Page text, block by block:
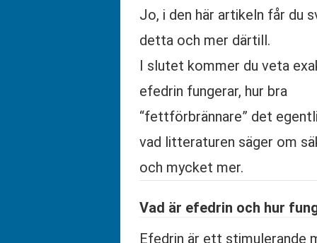
Jo, i den här artikeln får du
detta och mer därtill.
I slutet kommer du veta
efedrin fungerar, hur bra
“fettförbrännare” det
vad litteraturen säger om
och mycket mer.
Vad är efedrin och hur
Efedrin är ett stimulerande